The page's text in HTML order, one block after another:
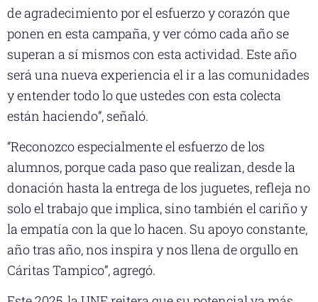
de agradecimiento por el esfuerzo y corazón que
ponen en esta campaña, y ver cómo cada año se
superan a sí mismos con esta actividad. Este año
será una nueva experiencia el ir a las comunidades
y entender todo lo que ustedes con esta colecta
están haciendo”, señaló.
“Reconozco especialmente el esfuerzo de los
alumnos, porque cada paso que realizan, desde la
donación hasta la entrega de los juguetes, refleja no
solo el trabajo que implica, sino también el cariño y
la empatía con la que lo hacen. Su apoyo constante,
año tras año, nos inspira y nos llena de orgullo en
Cáritas Tampico”, agregó.